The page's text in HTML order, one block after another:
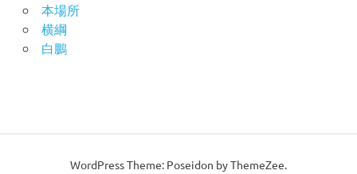
本場所
横綱
白鵬
WordPress Theme: Poseidon by ThemeZee.